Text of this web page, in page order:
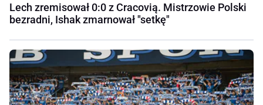
Lech zremisował 0:0 z Cracovią. Mistrzowie Polski
bezradni, Ishak zmarnował "setkę"